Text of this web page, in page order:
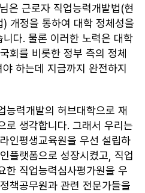
은 근로자 직업능력개발법(현
개정을 통하여 대학 정체성을
다. 물론 이러한 노력은 대학
회를 비롯한 정부 측의 정체
하는데 지금까지 완전하지
능력개발의 허브대학으로 재
로 생각합니다. 그래서 우리는
인평생교육원을 우선 설립하
플랫폼으로 성장시켰고, 직업
한 직업능력심사평가원을 우
책공무원과 관련 전문가들을